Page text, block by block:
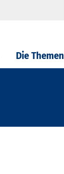
Die Themen